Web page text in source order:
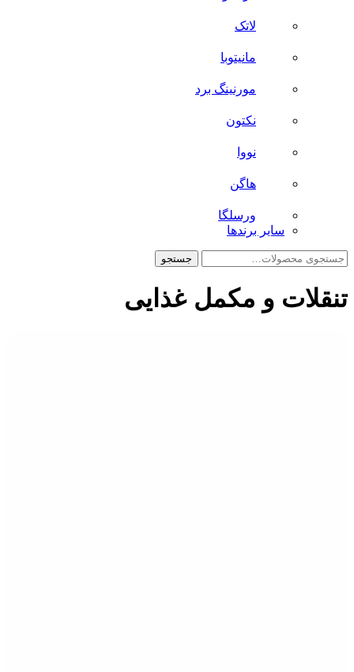
لاتک
مانیتوبا
مورنینگ برد
نکتون
نووا
هاگن
ورسلگا
سایر برند‌ها
جستجو
جستجو
تنقلات و مکمل غذایی